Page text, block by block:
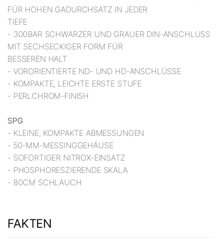
FÜR HOHEN GADURCHSATZ IN JEDER
TIEFE
- 300BAR SCHWARZER UND GRAUER DIN-ANSCHLUSS
MIT SECHSECKIGER FORM FÜR
BESSEREN HALT
- VORORIENTIERTE ND- UND HD-ANSCHLÜSSE
- KOMPAKTE, LEICHTE ERSTE STUFE
- PERLCHROM-FINISH
SPG
- KLEINE, KOMPAKTE ABMESSUNGEN
- 50-MM-MESSINGGEHÄUSE
- SOFORTIGER NITROX-EINSATZ
- PHOSPHORESZIERENDE SKALA
- 80CM SCHLAUCH
FAKTEN